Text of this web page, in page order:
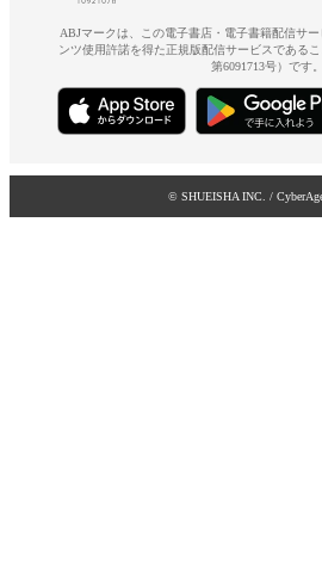
ABJマークは、この電子書店・電子書籍配信サ
ンツ使用許諾を得た正規版配信サービスである
第6091713号）です。
© SHUEISHA INC. /